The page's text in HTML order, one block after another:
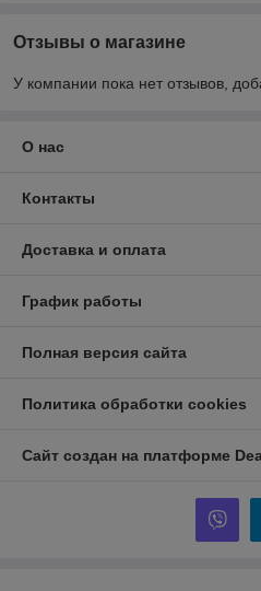
Отзывы о магазине
У компании пока нет отзывов,
О нас
Контакты
Доставка и оплата
График работы
Полная версия сайта
Политика обработки cookies
Сайт создан на платформе